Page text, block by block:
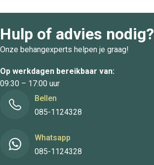
Hulp of advies nodig?
Onze behangexperts helpen je graag!
Op werkdagen bereikbaar van:
09:30 – 17:00 uur
Bellen
085-1124328
Whatsapp
085-1124328